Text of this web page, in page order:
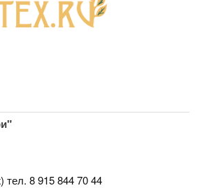
тел. 8 915 844 70 44